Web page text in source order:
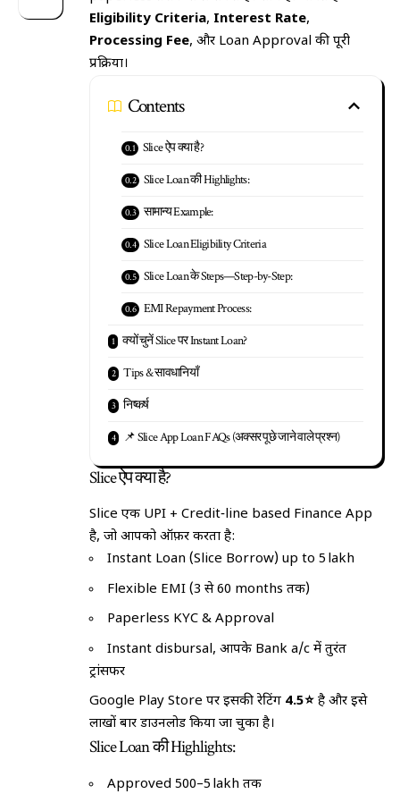
Eligibility Criteria, Interest Rate,
Processing Fee, और Loan Approval की पूरी
प्रक्रिया।
Contents
Slice ऐप क्या है?
Slice Loan की Highlights:
सामान्य Example:
Slice Loan Eligibility Criteria
Slice Loan के Steps—Step-by-Step:
EMI Repayment Process:
क्यों चुनें Slice पर Instant Loan?
Tips & सावधानियाँ
निष्कर्ष
📌 Slice App Loan FAQs (अक्सर पूछे जाने वाले प्रश्न)
Slice ऐप क्या है?
Slice एक UPI + Credit‑line based Finance App
है, जो आपको ऑफ़र करता है:
Instant Loan (Slice Borrow) up to ₹5 lakh
Flexible EMI (3 से 60 months तक)
Paperless KYC & Approval
Instant disbursal, आपके Bank a/c में तुरंत
ट्रांसफर
Google Play Store पर इसकी रेटिंग 4.5⭐ है और इसे
लाखों बार डाउनलोड किया जा चुका है।
Slice Loan की Highlights:
Approved ₹500–₹5 lakh तक